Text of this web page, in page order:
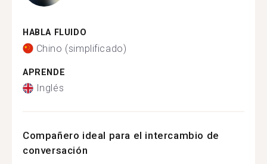
HABLA FLUIDO
Chino (simplificado)
APRENDE
Inglés
Compañero ideal para el intercambio de
conversación